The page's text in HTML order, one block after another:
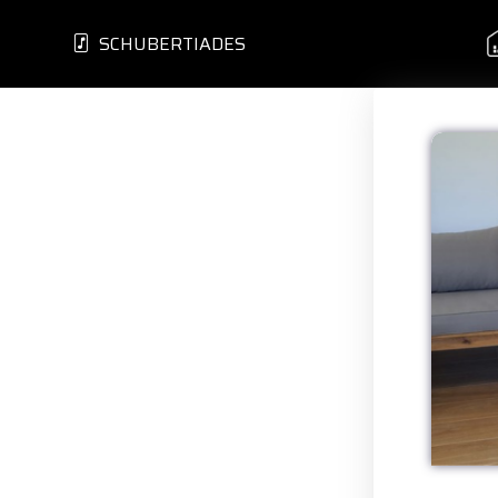
SCHUBERTIADES